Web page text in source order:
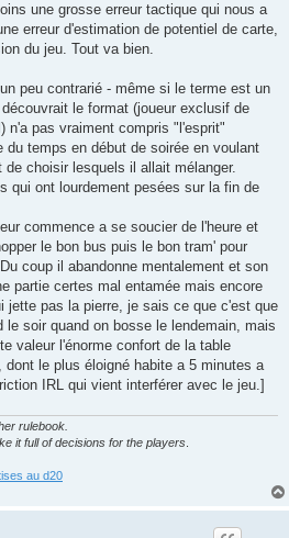
une grosse erreur tactique qui nous a
erreur d'estimation de potentiel de carte,
du jeu. Tout va bien.
peu contrarié - même si le terme est un
le format (joueur exclusif de
n'a pas vraiment compris "l'esprit"
temps en début de soirée en voulant
choisir lesquels il allait mélanger.
qui ont lourdement pesées sur la fin de
commence a se soucier de l'heure et
le bon bus puis le bon tram' pour
coup il abandonne mentalement et son
partie certes mal entamée mais encore
jette pas la pierre, je sais ce que c'est que
le soir quand on bosse le lendemain, mais
valeur l'énorme confort de la table
le plus éloigné habite a 5 minutes a
IRL qui vient interférer avec le jeu.]
rulebook.
it full of decisions for the players
au d20